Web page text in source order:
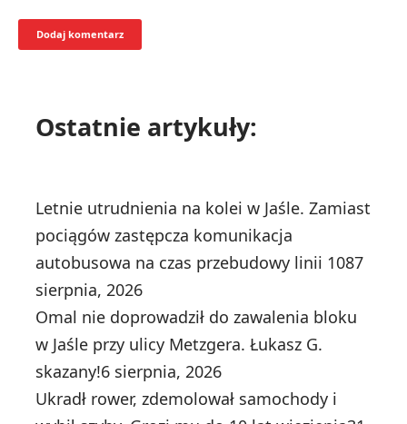
Ostatnie artykuły:
Letnie utrudnienia na kolei w Jaśle. Zamiast
pociągów zastępcza komunikacja
autobusowa na czas przebudowy linii 1087
sierpnia, 2026
Omal nie doprowadził do zawalenia bloku
w Jaśle przy ulicy Metzgera. Łukasz G.
skazany!6 sierpnia, 2026
Ukradł rower, zdemolował samochody i